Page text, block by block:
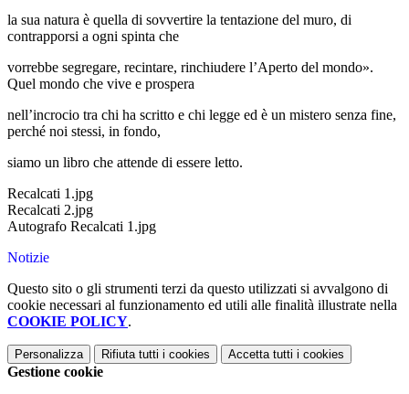
la sua natura è quella di sovvertire la tentazione del muro, di
contrapporsi a ogni spinta che
vorrebbe segregare, recintare, rinchiudere l’Aperto del mondo».
Quel mondo che vive e prospera
nell’incrocio tra chi ha scritto e chi legge ed è un mistero senza fine,
perché noi stessi, in fondo,
siamo un libro che attende di essere letto.
Recalcati 1.jpg
Recalcati 2.jpg
Autografo Recalcati 1.jpg
Notizie
Questo sito o gli strumenti terzi da questo utilizzati si avvalgono di
cookie necessari al funzionamento ed utili alle finalità illustrate nella
COOKIE POLICY.
Personalizza Rifiuta tutti i cookies Accetta tutti i cookies
Gestione cookie